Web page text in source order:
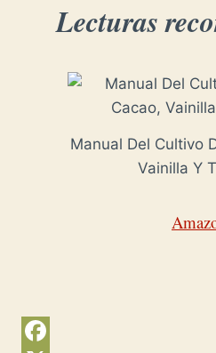
Lecturas
Manual Del Cultivo
Vainilla Y